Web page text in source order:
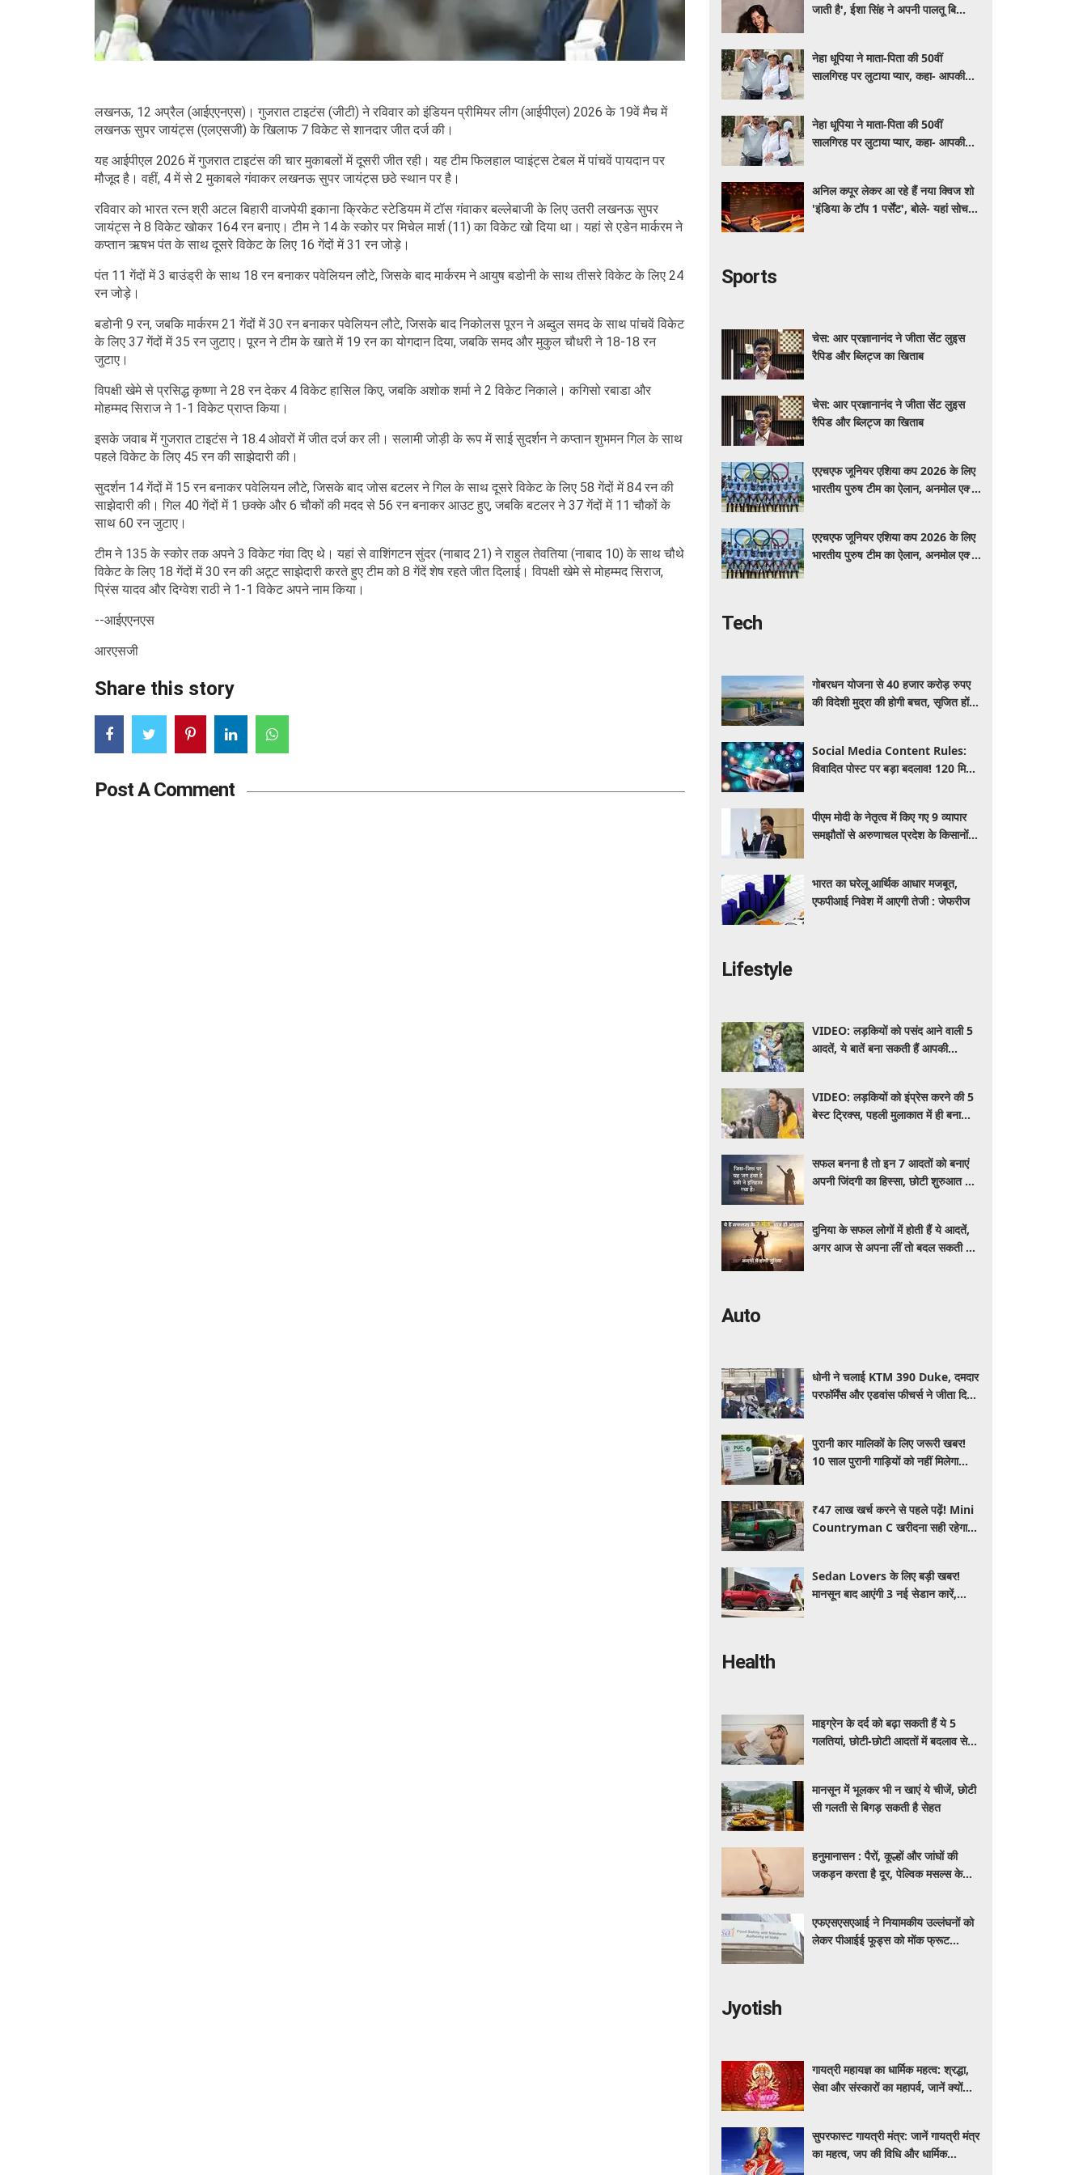
लखनऊ, 12 अप्रैल (आईएएनएस)। गुजरात टाइटंस (जीटी) ने रविवार को इंडियन प्रीमियर लीग (आईपीएल) 2026 के 19वें मैच में
लखनऊ सुपर जायंट्स (एलएसजी) के खिलाफ 7 विकेट से शानदार जीत दर्ज की।
यह आईपीएल 2026 में गुजरात टाइटंस की चार मुकाबलों में दूसरी जीत रही। यह टीम फिलहाल प्वाइंट्स टेबल में पांचवें पायदान पर
मौजूद है। वहीं, 4 में से 2 मुकाबले गंवाकर लखनऊ सुपर जायंट्स छठे स्थान पर है।
रविवार को भारत रत्न श्री अटल बिहारी वाजपेयी इकाना क्रिकेट स्टेडियम में टॉस गंवाकर बल्लेबाजी के लिए उतरी लखनऊ सुपर
जायंट्स ने 8 विकेट खोकर 164 रन बनाए। टीम ने 14 के स्कोर पर मिचेल मार्श (11) का विकेट खो दिया था। यहां से एडेन मार्करम ने
कप्तान ऋषभ पंत के साथ दूसरे विकेट के लिए 16 गेंदों में 31 रन जोड़े।
पंत 11 गेंदों में 3 बाउंड्री के साथ 18 रन बनाकर पवेलियन लौटे, जिसके बाद मार्करम ने आयुष बडोनी के साथ तीसरे विकेट के लिए 24
रन जोड़े।
बडोनी 9 रन, जबकि मार्करम 21 गेंदों में 30 रन बनाकर पवेलियन लौटे, जिसके बाद निकोलस पूरन ने अब्दुल समद के साथ पांचवें विकेट
के लिए 37 गेंदों में 35 रन जुटाए। पूरन ने टीम के खाते में 19 रन का योगदान दिया, जबकि समद और मुकुल चौधरी ने 18-18 रन
जुटाए।
विपक्षी खेमे से प्रसिद्ध कृष्णा ने 28 रन देकर 4 विकेट हासिल किए, जबकि अशोक शर्मा ने 2 विकेट निकाले। कगिसो रबाडा और
मोहम्मद सिराज ने 1-1 विकेट प्राप्त किया।
इसके जवाब में गुजरात टाइटंस ने 18.4 ओवरों में जीत दर्ज कर ली। सलामी जोड़ी के रूप में साई सुदर्शन ने कप्तान शुभमन गिल के साथ
पहले विकेट के लिए 45 रन की साझेदारी की।
सुदर्शन 14 गेंदों में 15 रन बनाकर पवेलियन लौटे, जिसके बाद जोस बटलर ने गिल के साथ दूसरे विकेट के लिए 58 गेंदों में 84 रन की
साझेदारी की। गिल 40 गेंदों में 1 छक्के और 6 चौकों की मदद से 56 रन बनाकर आउट हुए, जबकि बटलर ने 37 गेंदों में 11 चौकों के
साथ 60 रन जुटाए।
टीम ने 135 के स्कोर तक अपने 3 विकेट गंवा दिए थे। यहां से वाशिंगटन सुंदर (नाबाद 21) ने राहुल तेवतिया (नाबाद 10) के साथ चौथे
विकेट के लिए 18 गेंदों में 30 रन की अटूट साझेदारी करते हुए टीम को 8 गेंदें शेष रहते जीत दिलाई। विपक्षी खेमे से मोहम्मद सिराज,
प्रिंस यादव और दिग्वेश राठी ने 1-1 विकेट अपने नाम किया।
--आईएएनएस
आरएसजी
Share this story
Post A Comment
जाती है', ईशा सिंह ने अपनी पालतू बिल्लियों
नेहा धूपिया ने माता-पिता की 50वीं
सालगिरह पर लुटाया प्यार, कहा- आपकी
नेहा धूपिया ने माता-पिता की 50वीं
सालगिरह पर लुटाया प्यार, कहा- आपकी
अनिल कपूर लेकर आ रहे हैं नया क्विज शो
'इंडिया के टॉप 1 पर्सेंट', बोले- यहां सोचने
Sports
चेस: आर प्रज्ञानानंद ने जीता सेंट लुइस
रैपिड और ब्लिट्ज का खिताब
चेस: आर प्रज्ञानानंद ने जीता सेंट लुइस
रैपिड और ब्लिट्ज का खिताब
एएचएफ जूनियर एशिया कप 2026 के लिए
भारतीय पुरुष टीम का ऐलान, अनमोल एक्का
एएचएफ जूनियर एशिया कप 2026 के लिए
भारतीय पुरुष टीम का ऐलान, अनमोल एक्का
Tech
गोबरधन योजना से 40 हजार करोड़ रुपए
की विदेशी मुद्रा की होगी बचत, सृजित होंगे
Social Media Content Rules:
विवादित पोस्ट पर बड़ा बदलाव! 120 मिनट
पीएम मोदी के नेतृत्व में किए गए 9 व्यापार
समझौतों से अरुणाचल प्रदेश के किसानों
भारत का घरेलू आर्थिक आधार मजबूत,
एफपीआई निवेश में आएगी तेजी : जेफरीज
Lifestyle
VIDEO: लड़कियों को पसंद आने वाली 5
आदतें, ये बातें बना सकती हैं आपकी
VIDEO: लड़कियों को इंप्रेस करने की 5
बेस्ट ट्रिक्स, पहली मुलाकात में ही बना
सफल बनना है तो इन 7 आदतों को बनाएं
अपनी जिंदगी का हिस्सा, छोटी शुरुआत से
दुनिया के सफल लोगों में होती हैं ये आदतें,
अगर आज से अपना लीं तो बदल सकती है
Auto
धोनी ने चलाई KTM 390 Duke, दमदार
परफॉर्मेंस और एडवांस फीचर्स ने जीता दिल,
पुरानी कार मालिकों के लिए जरूरी खबर!
10 साल पुरानी गाड़ियों को नहीं मिलेगा
₹47 लाख खर्च करने से पहले पढ़ें! Mini
Countryman C खरीदना सही रहेगा या
Sedan Lovers के लिए बड़ी खबर!
मानसून बाद आएंगी 3 नई सेडान कारें,
Health
माइग्रेन के दर्द को बढ़ा सकती हैं ये 5
गलतियां, छोटी-छोटी आदतों में बदलाव से
मानसून में भूलकर भी न खाएं ये चीजें, छोटी
सी गलती से बिगड़ सकती है सेहत
हनुमानासन : पैरों, कूल्हों और जांघों की
जकड़न करता है दूर, पेल्विक मसल्स के
एफएसएसएआई ने नियामकीय उल्लंघनों को
लेकर पीआईई फूड्स को मोंक फ्रूट
Jyotish
गायत्री महायज्ञ का धार्मिक महत्व: श्रद्धा,
सेवा और संस्कारों का महापर्व, जानें क्यों
सुपरफास्ट गायत्री मंत्र: जानें गायत्री मंत्र
का महत्व, जप की विधि और धार्मिक